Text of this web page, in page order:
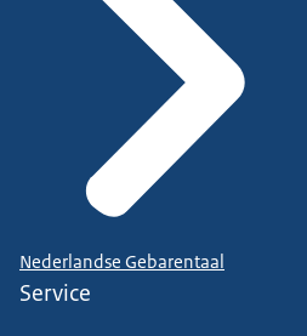
Nederlandse Gebarentaal
Service